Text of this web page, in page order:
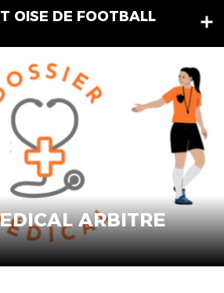
OISE DE FOOTBALL
ARBITRE